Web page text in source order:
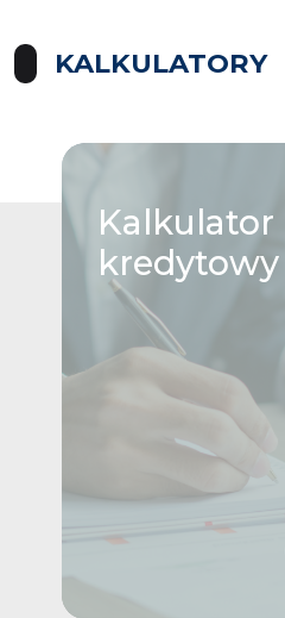
KALKULATORY
Kalkulator
kredytowy